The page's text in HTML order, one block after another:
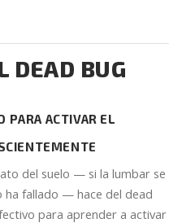
DEAD BUG
PARA ACTIVAR EL
del suelo — si la lumbar se
ha fallado — hace del dead
para aprender a activar